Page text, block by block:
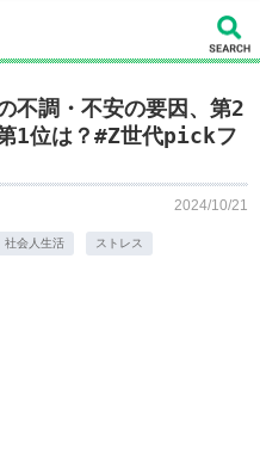
不調・不安の要因、第2
1位は？#Z世代pickフ
2024/10/21
社会人生活 ストレス